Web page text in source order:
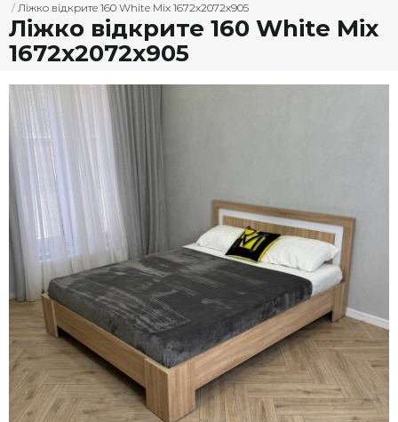
/ Ліжко відкрите 160 White Mix 1672х2072х905
Ліжко відкрите 160 White Mix
1672х2072х905